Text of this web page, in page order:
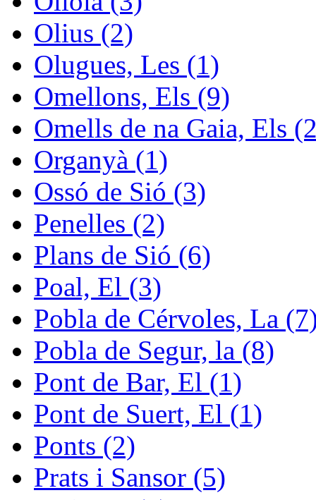
Olius (2)
Olugues, Les (1)
Omellons, Els (9)
Omells de na Gaia, Els
Organyà (1)
Ossó de Sió (3)
Penelles (2)
Plans de Sió (6)
Poal, El (3)
Pobla de Cérvoles, La
Pobla de Segur, la (8)
Pont de Bar, El (1)
Pont de Suert, El (1)
Ponts (2)
Prats i Sansor (5)